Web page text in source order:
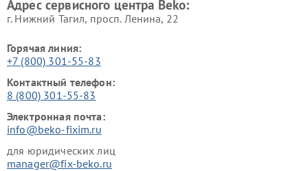
Адрес сервисного центра Beko:
г. Нижний Тагил, просп. Ленина, 22
Горячая линия:
+7 (800) 301-55-83
Контактный телефон:
8 (800) 301-55-83
Электронная почта:
info@beko-fixim.ru
для юридических лиц
manager@fix-beko.ru